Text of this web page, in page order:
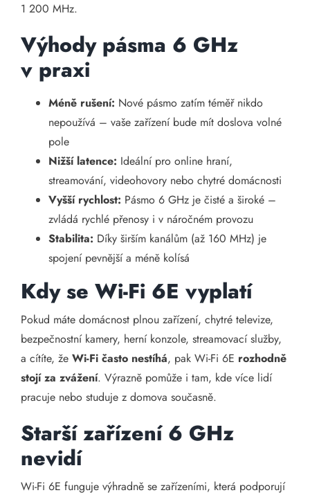
1 200 MHz.
Výhody pásma 6 GHz
v praxi
Méně rušení: Nové pásmo zatím téměř nikdo
nepoužívá – vaše zařízení bude mít doslova volné
pole
Nižší latence: Ideální pro online hraní,
streamování, videohovory nebo chytré domácnosti
Vyšší rychlost: Pásmo 6 GHz je čisté a široké –
zvládá rychlé přenosy i v náročném provozu
Stabilita: Díky širším kanálům (až 160 MHz) je
spojení pevnější a méně kolísá
Kdy se Wi-Fi 6E vyplatí
Pokud máte domácnost plnou zařízení, chytré televize,
bezpečnostní kamery, herní konzole, streamovací služby,
a cítíte, že Wi-Fi často nestíhá, pak Wi-Fi 6E rozhodně
stojí za zvážení. Výrazně pomůže i tam, kde více lidí
pracuje nebo studuje z domova současně.
Starší zařízení 6 GHz
nevidí
Wi-Fi 6E funguje výhradně se zařízeními, která podporují